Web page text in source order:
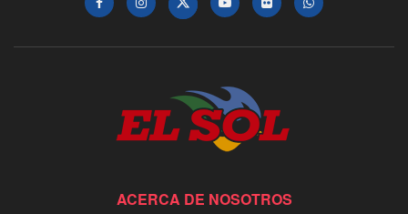
ACERCA DE NOSOTROS